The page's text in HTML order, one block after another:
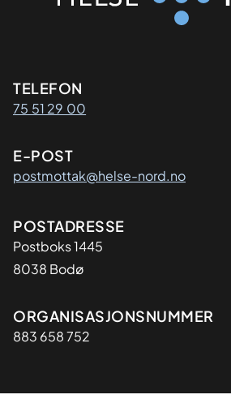
Kontaktinformasjon
TELEFON
75 51 29 00
E-POST
postmottak@helse-nord.no
Adresse
POSTADRESSE
Postboks 1445
8038 Bodø
Organisasjon
ORGANISASJONSNUMMER
883 658 752